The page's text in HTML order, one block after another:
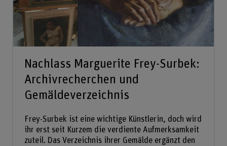
Nachlass Marguerite Frey-Surbek:
Archivrecherchen und
Gemäldeverzeichnis
Frey-Surbek ist eine wichtige Künstlerin, doch wird
ihr erst seit Kurzem die verdiente Aufmerksamkeit
zuteil. Das Verzeichnis ihrer Gemälde ergänzt den